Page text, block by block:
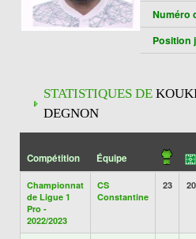
Numéro
Position
STATISTIQUES DE
DEGNON
Compétition Équipe
Championnat
de Ligue 1
Pro -
2022/2023
CS
Constantine
23 20